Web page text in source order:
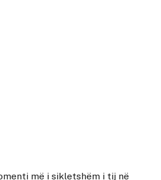
më i sikletshëm i tij në